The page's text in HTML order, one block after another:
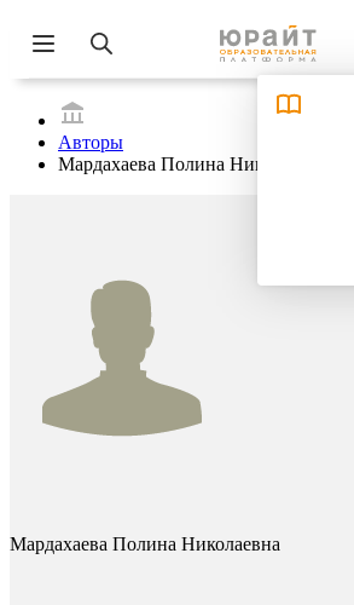
Авторы
Мардахаева Полина Николаевна
Мардахаева Полина Николаевна